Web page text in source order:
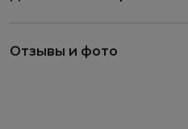
Отзывы и фото